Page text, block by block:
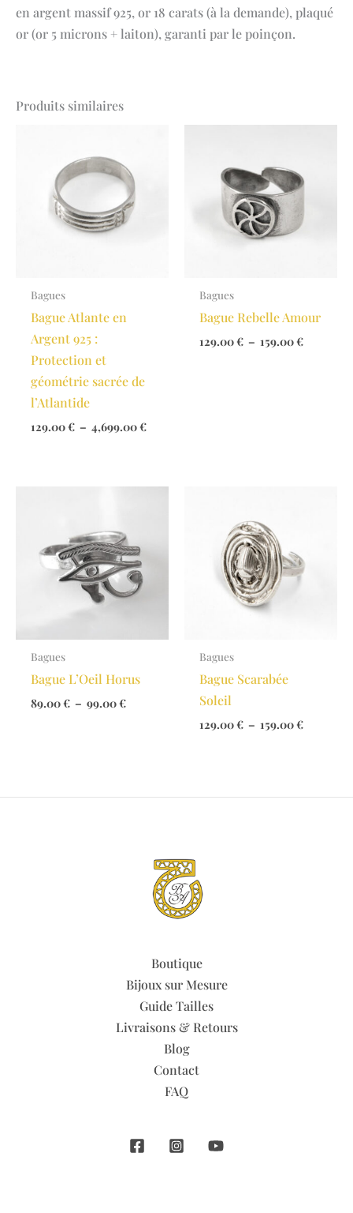
en argent massif 925, or 18 carats (à la demande), plaqué
or (or 5 microns + laiton), garanti par le poinçon.
Produits similaires
Bagues
Bague Atlante en
Argent 925 :
Protection et
géométrie sacrée de
l’Atlantide
129.00€ – 4,699.00€Plage
à
Bagues
Bague Rebelle Amour
129.00€ – 159.00€Plage
Bagues
Bague L’Oeil Horus
89.00€ – 99.00€Plage
Bagues
Bague Scarabée
Soleil
129.00€ – 159.00€Plage
159.00 €
Boutique
Bijoux sur Mesure
Guide Tailles
Livraisons & Retours
Blog
Contact
FAQ